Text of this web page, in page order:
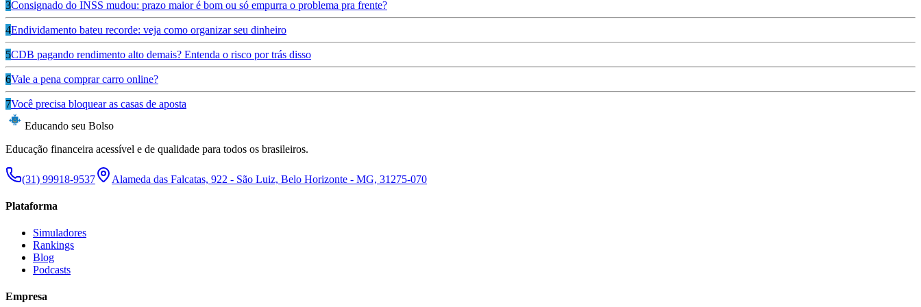
3Consignado do INSS mudou: prazo maior é bom ou só empurra o problema pra frente?
4Endividamento bateu recorde: veja como organizar seu dinheiro
5CDB pagando rendimento alto demais? Entenda o risco por trás disso
6Vale a pena comprar carro online?
7Você precisa bloquear as casas de aposta
Educando seu Bolso
Educação financeira acessível e de qualidade para todos os brasileiros.
(31) 99918-9537 Alameda das Falcatas, 922 - São Luiz, Belo Horizonte - MG, 31275-070
Plataforma
Simuladores
Rankings
Blog
Podcasts
Empresa